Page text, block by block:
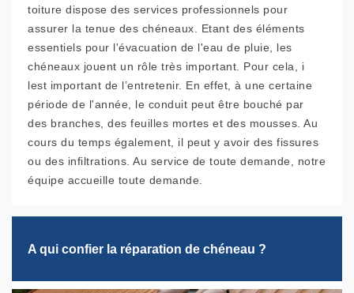
toiture dispose des services professionnels pour
assurer la tenue des chéneaux. Etant des éléments
essentiels pour l'évacuation de l'eau de pluie, les
chéneaux jouent un rôle très important. Pour cela, i
lest important de l’entretenir. En effet, à une certaine
période de l'année, le conduit peut être bouché par
des branches, des feuilles mortes et des mousses. Au
cours du temps également, il peut y avoir des fissures
ou des infiltrations. Au service de toute demande, notre
équipe accueille toute demande.
A qui confier la réparation de chéneau ?